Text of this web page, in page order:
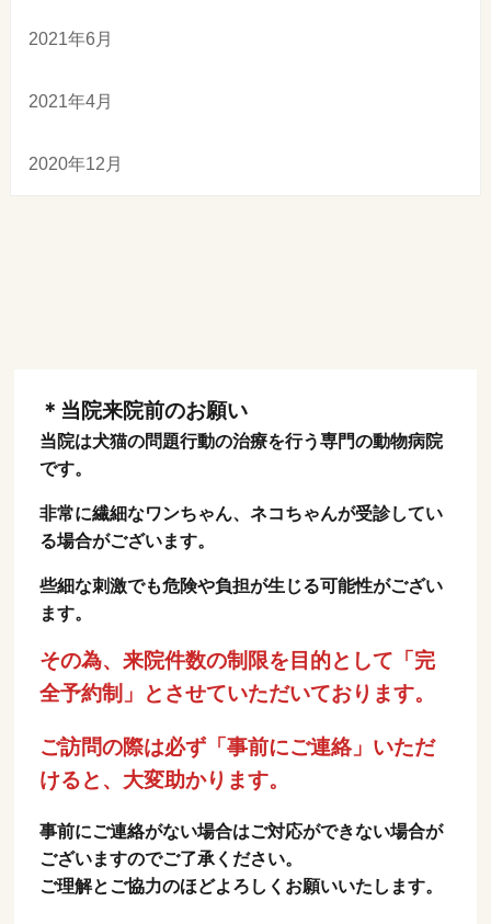
2021年6月
2021年4月
2020年12月
＊当院来院前のお願い
当院は犬猫の問題行動の治療を行う専門の動物病院
です。
非常に繊細なワンちゃん、ネコちゃんが受診してい
る場合がございます。
些細な刺激でも危険や負担が生じる可能性がござい
ます。
その為、来院件数の制限を目的として「完
全予約制」とさせていただいております。
ご訪問の際は必ず「事前にご連絡」いただ
けると、大変助かります。
事前にご連絡がない場合はご対応ができない場合が
ございますのでご了承ください。
ご理解とご協力のほどよろしくお願いいたします。